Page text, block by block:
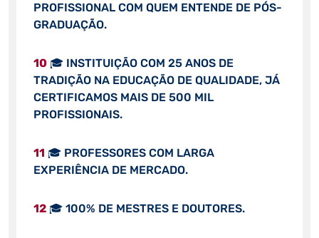
PROFISSIONAL COM QUEM ENTENDE DE PÓS-
GRADUAÇÃO.
10 🎓 INSTITUIÇÃO COM 25 ANOS DE
TRADIÇÃO NA EDUCAÇÃO DE QUALIDADE, JÁ
CERTIFICAMOS MAIS DE 500 MIL
PROFISSIONAIS.
11 🎓 PROFESSORES COM LARGA
EXPERIÊNCIA DE MERCADO.
12🎓 100% DE MESTRES E DOUTORES.